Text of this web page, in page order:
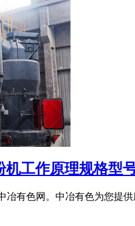
工作原理规格型
冶有色网。中冶有色为您提